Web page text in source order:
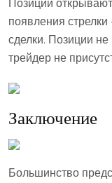
Позиции
появления
сделки. Позиции не
трейдер не
Заключение
Большинство